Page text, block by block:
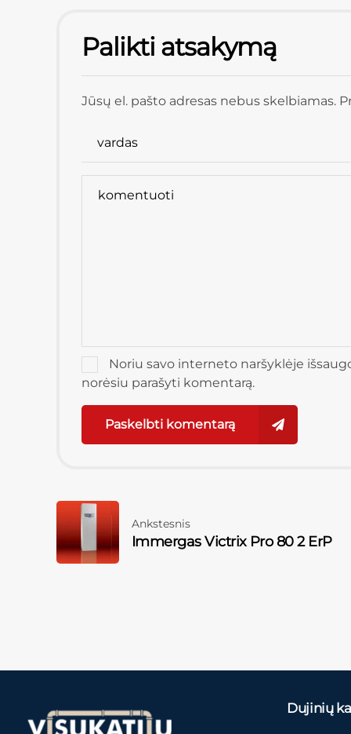
Palikti atsakymą
Jūsų el. pašto adresas nebus skelbiamas.
Noriu savo interneto naršyklėje
norėsiu parašyti komentarą.
Paskelbti komentarą
Ankstesnis
Immergas Victrix Pro 80 2 ErP
Dujinių